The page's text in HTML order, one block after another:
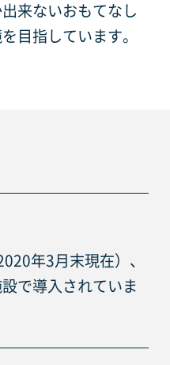
来ないおもてなし
目指しています。
年3月末現在）、
で導入されていま